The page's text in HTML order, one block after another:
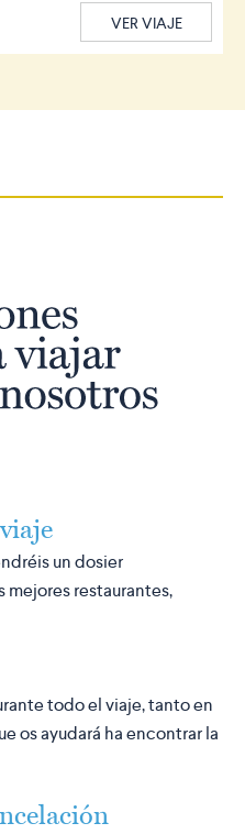
VER VIAJE
un dosier
mejores restaurantes,
todo el viaje, tanto en
os ayudará ha encontrar la